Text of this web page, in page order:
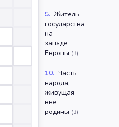
5. Житель
государства
на
западе
Европы (8)
10. Часть
народа,
живущая
вне
родины (8)